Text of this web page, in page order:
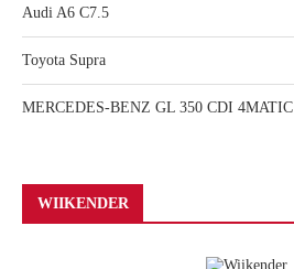
Audi A6 C7.5
Toyota Supra
MERCEDES-BENZ GL 350 CDI 4MATIC
WIIKENDER